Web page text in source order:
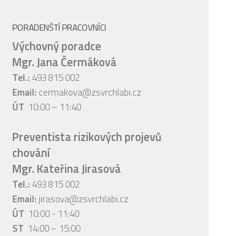
PORADENŠTÍ PRACOVNÍCI
Výchovný poradce
Mgr. Jana Čermáková
Tel.: 493 815 002
Email: cermakova@zsvrchlabi.cz
ÚT 10:00 – 11:40
Preventista rizikových projevů
chování
Mgr. Kateřina Jirasová
Tel.: 493 815 002
Email: jirasova@zsvrchlabi.cz
ÚT 10:00 - 11:40
ST 14:00 – 15:00